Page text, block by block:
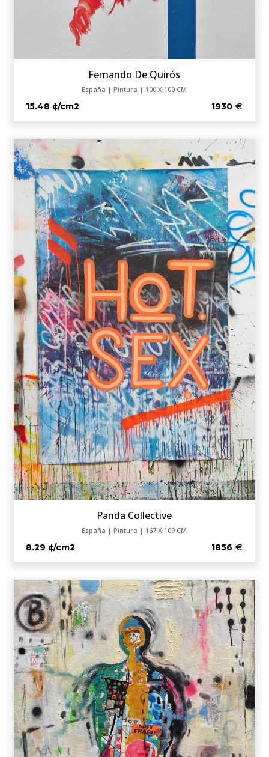
Fernando De Quirós
España | Pintura | 100 X 100 CM
15.48 ¢/cm2 1930
Panda Collective
España | Pintura | 167 X 109 CM
8.29 ¢/cm2 1856